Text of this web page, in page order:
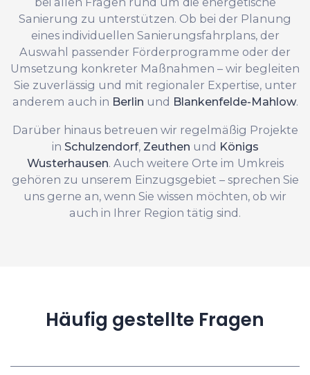
Sanierung zu unterstützen. Ob bei der Planung
eines individuellen Sanierungsfahrplans, der
Auswahl passender Förderprogramme oder der
Umsetzung konkreter Maßnahmen – wir begleiten
Sie zuverlässig und mit regionaler Expertise, unter
anderem auch in Berlin und Blankenfelde-Mahlow.
Darüber hinaus betreuen wir regelmäßig Projekte
in Schulzendorf, Zeuthen und Königs
Wusterhausen. Auch weitere Orte im Umkreis
gehören zu unserem Einzugsgebiet – sprechen Sie
uns gerne an, wenn Sie wissen möchten, ob wir
auch in Ihrer Region tätig sind.
Häufig gestellte Fragen